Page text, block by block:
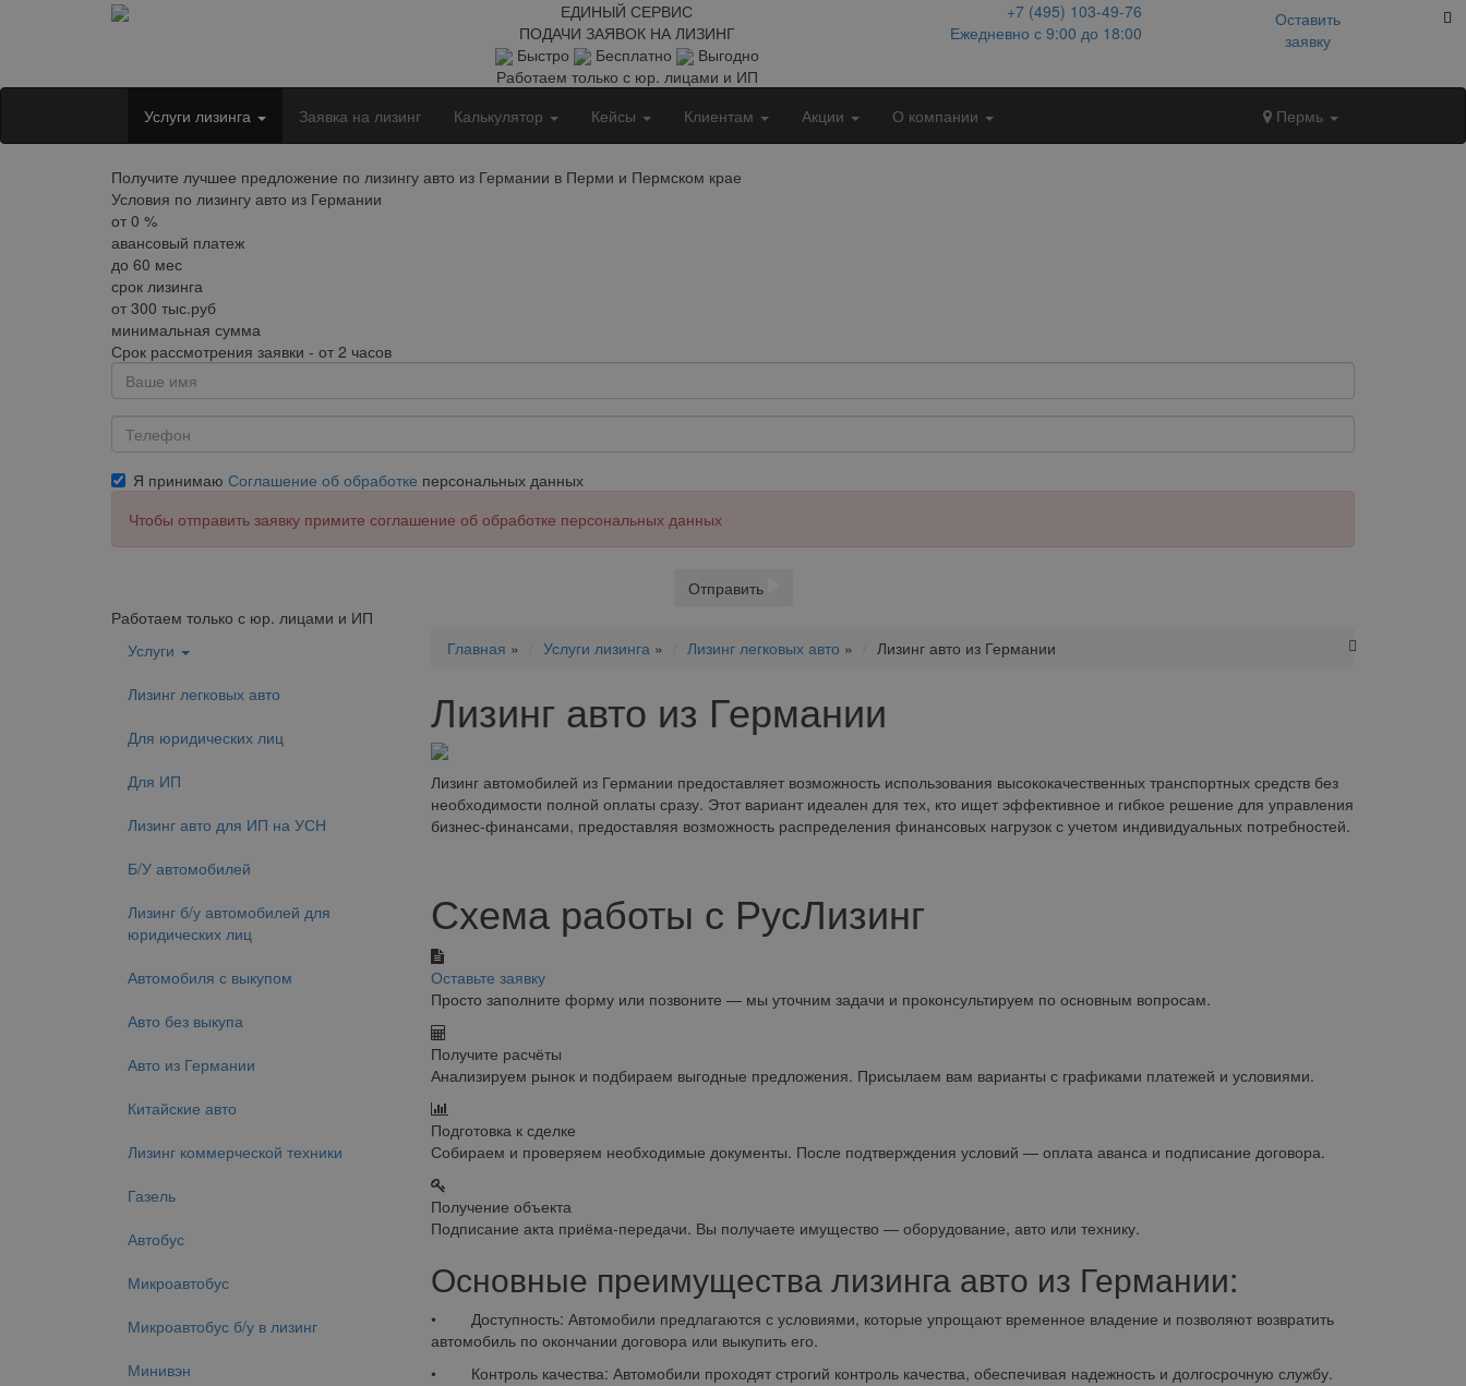
ЕДИНЫЙ СЕРВИС
ПОДАЧИ ЗАЯВОК НА ЛИЗИНГ
Быстро
Бесплатно
Выгодно
Работаем только с юр. лицами и ИП
+7 (495) 103-49-76
Ежедневно с 9:00 до 18:00
Оставить
заявку
Услуги лизинга Заявка на лизинг Калькулятор Кейсы Клиентам Акции О компании Пермь
Получите лучшее предложение по лизингу авто из Германии в Перми и Пермском крае
Условия по лизингу авто из Германии
от 0 %
авансовый платеж
до 60 мес
срок лизинга
от 300 тыс.руб
минимальная сумма
Срок рассмотрения заявки - от 2 часов
Я принимаю Соглашение об обработке персональных данных
Чтобы отправить заявку примите соглашение об обработке персональных данных
Отправить
Работаем только с юр. лицами и ИП
Услуги
Лизинг легковых авто
Для юридических лиц
Для ИП
Лизинг авто для ИП на УСН
Б/У автомобилей
Лизинг б/у автомобилей для
юридических лиц
Автомобиля с выкупом
Авто без выкупа
Авто из Германии
Китайские авто
Лизинг коммерческой техники
Газель
Автобус
Микроавтобус
Микроавтобус б/у в лизинг
Минивэн
Главная » Услуги лизинга» Лизинг легковых авто » Лизинг авто из Германии
Лизинг авто из Германии
Лизинг автомобилей из Германии предоставляет возможность использования высококачественных транспортных средств без
необходимости полной оплаты сразу. Этот вариант идеален для тех, кто ищет эффективное и гибкое решение для управления
бизнес-финансами, предоставляя возможность распределения финансовых нагрузок с учетом индивидуальных потребностей.
Схема работы с РусЛизинг
Оставьте заявку
Просто заполните форму или позвоните — мы уточним задачи и проконсультируем по основным вопросам.
Получите расчёты
Анализируем рынок и подбираем выгодные предложения. Присылаем вам варианты с графиками платежей и условиями.
Подготовка к сделке
Собираем и проверяем необходимые документы. После подтверждения условий — оплата аванса и подписание договора.
Получение объекта
Подписание акта приёма-передачи. Вы получаете имущество — оборудование, авто или технику.
Основные преимущества лизинга авто из Германии:
• Доступность: Автомобили предлагаются с условиями, которые упрощают временное владение и позволяют возвратить
автомобиль по окончании договора или выкупить его.
• Контроль качества: Автомобили проходят строгий контроль качества, обеспечивая надежность и долгосрочную службу.